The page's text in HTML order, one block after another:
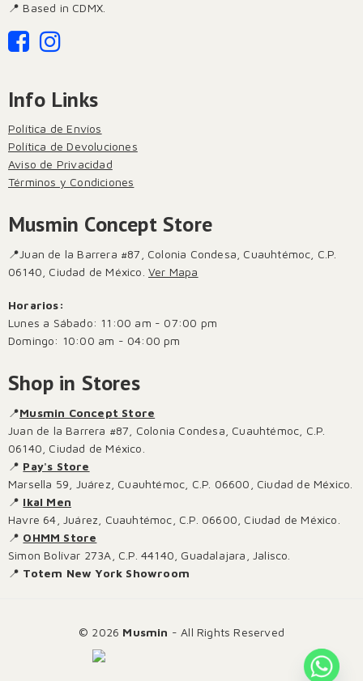
📍 Based in CDMX.
Info Links
Política de Envíos
Política de Devoluciones
Aviso de Privacidad
Términos y Condiciones
Musmin Concept Store
📍Juan de la Barrera #87, Colonia Condesa, Cuauhtémoc, C.P.
06140, Ciudad de México. Ver Mapa
Horarios:
Lunes a Sábado: 11:00 am - 07:00 pm
Domingo: 10:00 am - 04:00 pm
Shop in Stores
📍Musmin Concept Store
Juan de la Barrera #87, Colonia Condesa, Cuauhtémoc, C.P.
06140, Ciudad de México.
📍 Pay's Store
Marsella 59, Juárez, Cuauhtémoc, C.P. 06600, Ciudad de México.
📍 Ikal Men
Havre 64, Juárez, Cuauhtémoc, C.P. 06600, Ciudad de México.
📍 OHMM Store
Simon Bolívar 273A, C.P. 44140, Guadalajara, Jalisco.
📍 Totem New York Showroom
© 2026 Musmin - All Rights Reserved